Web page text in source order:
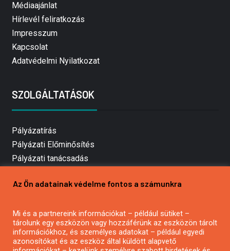
Médiaajánlat
Hírlevél feliratkozás
Impresszum
Kapcsolat
Adatvédelmi Nyilatkozat
SZOLGÁLTATÁSOK
Pályázatírás
Pályázati Előminősítés
Pályázati tanácsadás
Mezőgazdasági pályázatírás
Pályázatírás civil szervezeteknek
Pályázatírás önkormányzatoknak
Pályázatfigyelés
Az Ön adatainak védelme fontos a számunkra
Mi és a partnereink információkat – például sütiket –
tárolunk egy eszközön vagy hozzáférünk az eszközön tárolt
információkhoz, és személyes adatokat – például egyedi
azonosítókat és az eszköz által küldött alapvető